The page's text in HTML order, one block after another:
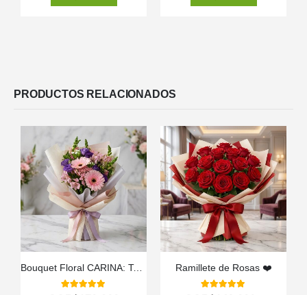
PRODUCTOS RELACIONADOS
Bouquet Floral CARINA: Ternura en Gerberas y Astromelias Rosadas 💖 Ramillete de Rosas ❤️